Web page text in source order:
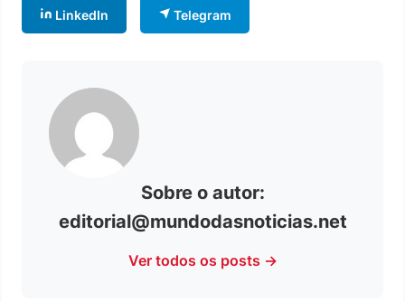
LinkedIn Telegram
Sobre o autor:
editorial@mundodasnoticias.net
Ver todos os posts →